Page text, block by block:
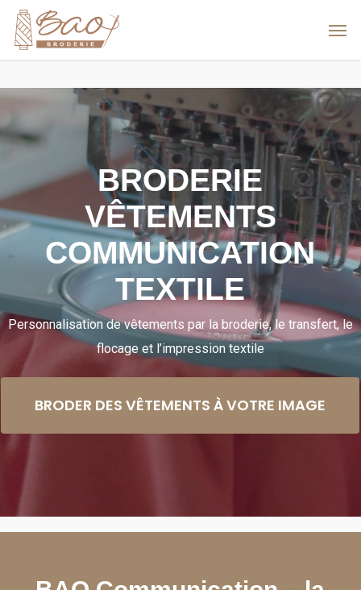
jQuery.holdReady( true ); jQuery("#mega-menu-wrap-
top_nav").unwrap(); jQuery.holdReady( false );
Skip
main
BRODERIE
VÊTEMENTS
COMMUNICATION
TEXTILE
Personnalisation de vêtements par la broderie, le transfert, le
flocage et l’impression textile
BRODER DES VÊTEMENTS À VOTRE IMAGE